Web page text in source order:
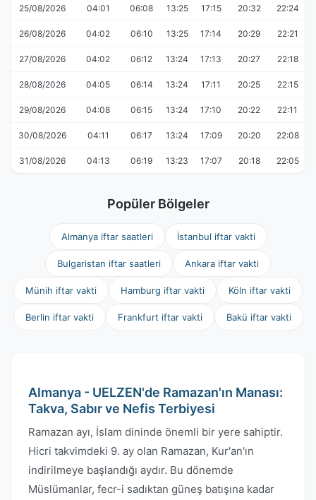
25/08/2026 04:01 06:08 13:25 17:15 20:32 22:24
26/08/2026 04:02 06:10 13:25 17:14 20:29 22:21
27/08/2026 04:02 06:12 13:24 17:13 20:27 22:18
28/08/2026 04:05 06:14 13:24 17:11 20:25 22:15
29/08/2026 04:08 06:15 13:24 17:10 20:22 22:11
30/08/2026 04:11 06:17 13:24 17:09 20:20 22:08
31/08/2026 04:13 06:19 13:23 17:07 20:18 22:05
Popüler Bölgeler
Almanya iftar saatleri İstanbul iftar vakti
Bulgaristan iftar saatleri Ankara iftar vakti
Münih iftar vakti Hamburg iftar vakti Köln iftar vakti
Berlin iftar vakti Frankfurt iftar vakti Bakü iftar vakti
Almanya - UELZEN'de Ramazan'ın Manası:
Takva, Sabır ve Nefis Terbiyesi
Ramazan ayı, İslam dininde önemli bir yere sahiptir.
Hicri takvimdeki 9. ay olan Ramazan, Kur'an'ın
indirilmeye başlandığı aydır. Bu dönemde
Müslümanlar, fecr-i sadıktan güneş batışına kadar